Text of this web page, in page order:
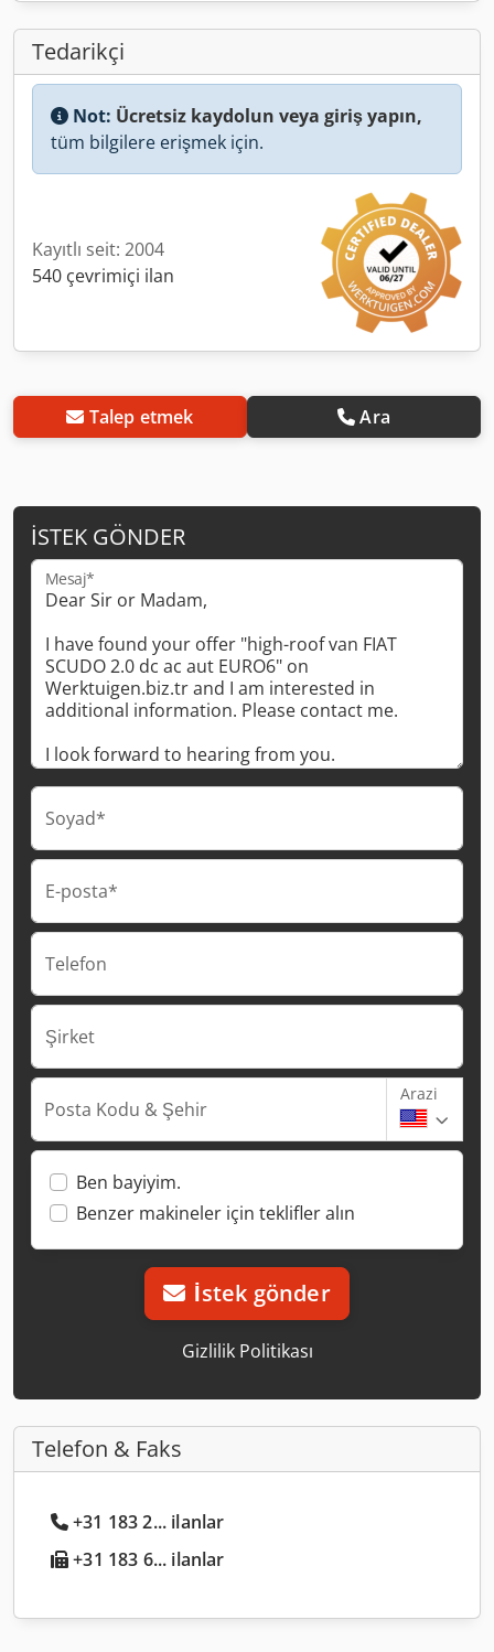
Tedarikçi
Not: Ücretsiz kaydolun veya giriş yapın,
tüm bilgilere erişmek için.
Kayıtlı seit: 2004
540 çevrimiçi ilan
Talep etmek Ara
İSTEK GÖNDER
Mesaj*
Soyad*
E-posta*
Telefon
Şirket
Posta Kodu & Şehir
Arazi
Ben bayiyim.
Benzer makineler için teklifler alın
İstek gönder
Gizlilik Politikası
Telefon & Faks
+31 183 2... ilanlar
+31 183 6... ilanlar